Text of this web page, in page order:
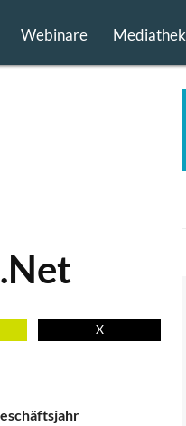
Webinare Mediathek
X